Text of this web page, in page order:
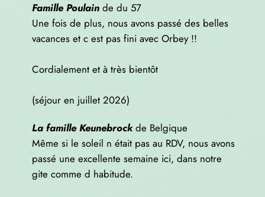
Famille Poulain de du 57
Une fois de plus, nous avons passé des belles
vacances et c est pas fini avec Orbey !!
Cordialement et à très bientôt
(séjour en juillet 2026)
La famille Keunebrock de Belgique
Même si le soleil n était pas au RDV, nous avons
passé une excellente semaine ici, dans notre
gite comme d habitude.